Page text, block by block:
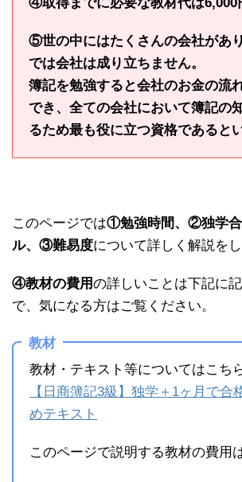
⑤世の中にはたくさんの会社があ
では会社は成り立ちません。
簿記を勉強すると会社のお金の流
でき、全ての会社において簿記の
るため最も役に立つ資格であると
このページでは①勉強時間、②独学合
ル、③難易度について詳しく解説をし
④教材の費用の詳しいことは下記に
で、気になる方はご覧ください。
教材
教材・テキスト等についてはこち
【日商簿記3級】独学＋1ヶ月で合
めテキスト
このページで説明する教材の費用